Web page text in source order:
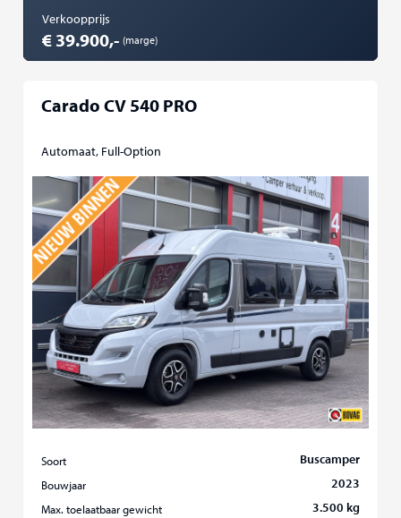
Verkoopprijs
€ 39.900,- (marge)
Carado CV 540 PRO
Automaat, Full-Option
Soort Buscamper
Bouwjaar 2023
Max. toelaatbaar gewicht 3.500 kg